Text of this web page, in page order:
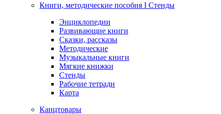
Книги, методические пособия I Стенды
Энциклопедии
Развивающие книги
Сказки, рассказы
Методические
Музыкальные книги
Мягкие книжки
Стенды
Рабочие тетради
Карта
Канцтовары